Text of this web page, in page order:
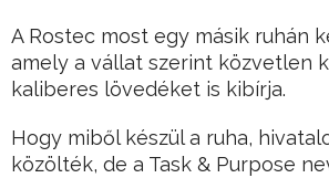
A Rostec most egy másik ruhán
amely a vállat szerint közvetlen
kaliberes lövedéket is kibírja.
Hogy miből készül a ruha,
közölték, de a Task & Purpose